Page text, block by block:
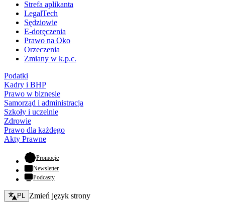
Strefa aplikanta
LegalTech
Sędziowie
E-doręczenia
Prawo na Oko
Orzeczenia
Zmiany w k.p.c.
Podatki
Kadry i BHP
Prawo w biznesie
Samorząd i administracja
Szkoły i uczelnie
Zdrowie
Prawo dla każdego
Akty Prawne
Promocje- otwiera się w nowej karcie
Newsletter
Podcasty
Zmień język - bieżący:
PL Zmień język strony